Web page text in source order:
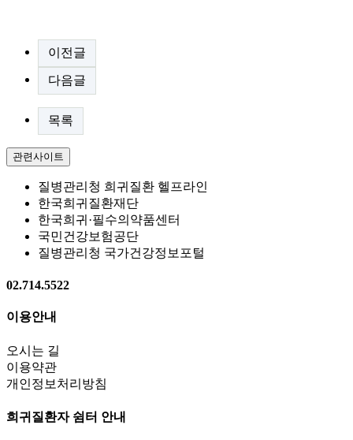
이전글
다음글
목록
관련사이트
질병관리청 희귀질환 헬프라인
한국희귀질환재단
한국희귀·필수의약품센터
국민건강보험공단
질병관리청 국가건강정보포털
02.714.5522
이용안내
오시는 길
이용약관
개인정보처리방침
희귀질환자 쉼터 안내